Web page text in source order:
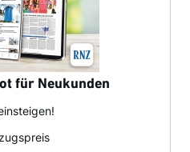
für Neukunden